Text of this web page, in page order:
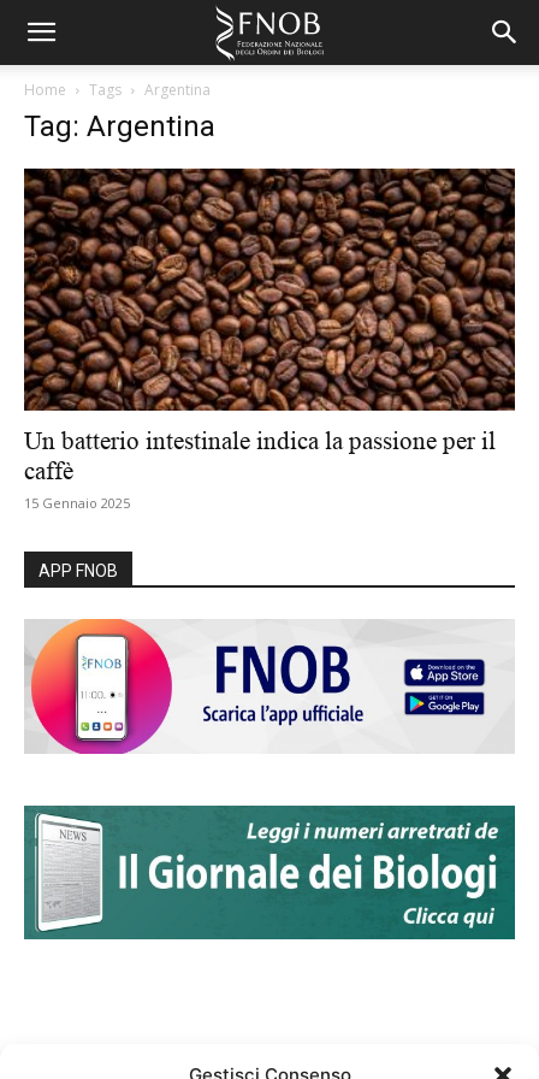
Home Tags Argentina
Tag: Argentina
Un batterio intestinale indica la passione per il
caffè
15 Gennaio 2025
APP FNOB